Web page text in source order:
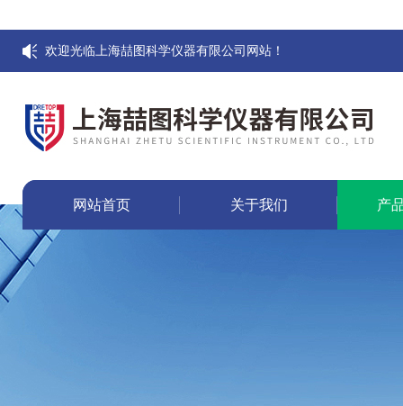
欢迎光临上海喆图科学仪器有限公司网站！
网站首页 关于我们 产